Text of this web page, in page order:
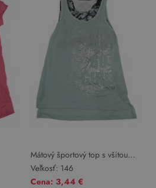
Mátový športový top s všitou
lambádou Active
Veľkosť: 146
Cena: 3,44 €